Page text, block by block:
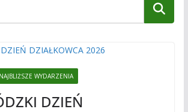
NAJBLIŻSZE WYDARZENIA
DZIEŃ